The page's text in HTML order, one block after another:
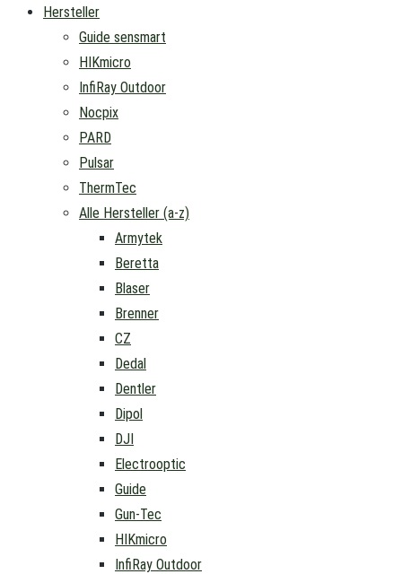
Hersteller
Guide sensmart
HIKmicro
InfiRay Outdoor
Nocpix
PARD
Pulsar
ThermTec
Alle Hersteller (a-z)
Armytek
Beretta
Blaser
Brenner
CZ
Dedal
Dentler
Dipol
DJI
Electrooptic
Guide
Gun-Tec
HIKmicro
InfiRay Outdoor